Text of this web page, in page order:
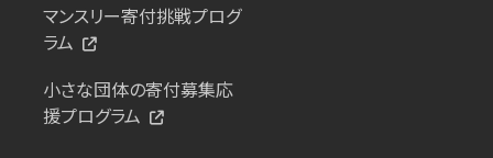
マンスリー寄付挑戦プログ
ラム
小さな団体の寄付募集応
援プログラム